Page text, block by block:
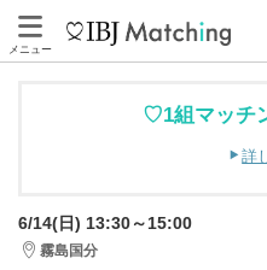
メニュー
♡1組マッチ
詳
6/14(日) 13:30～15:00
霧島国分